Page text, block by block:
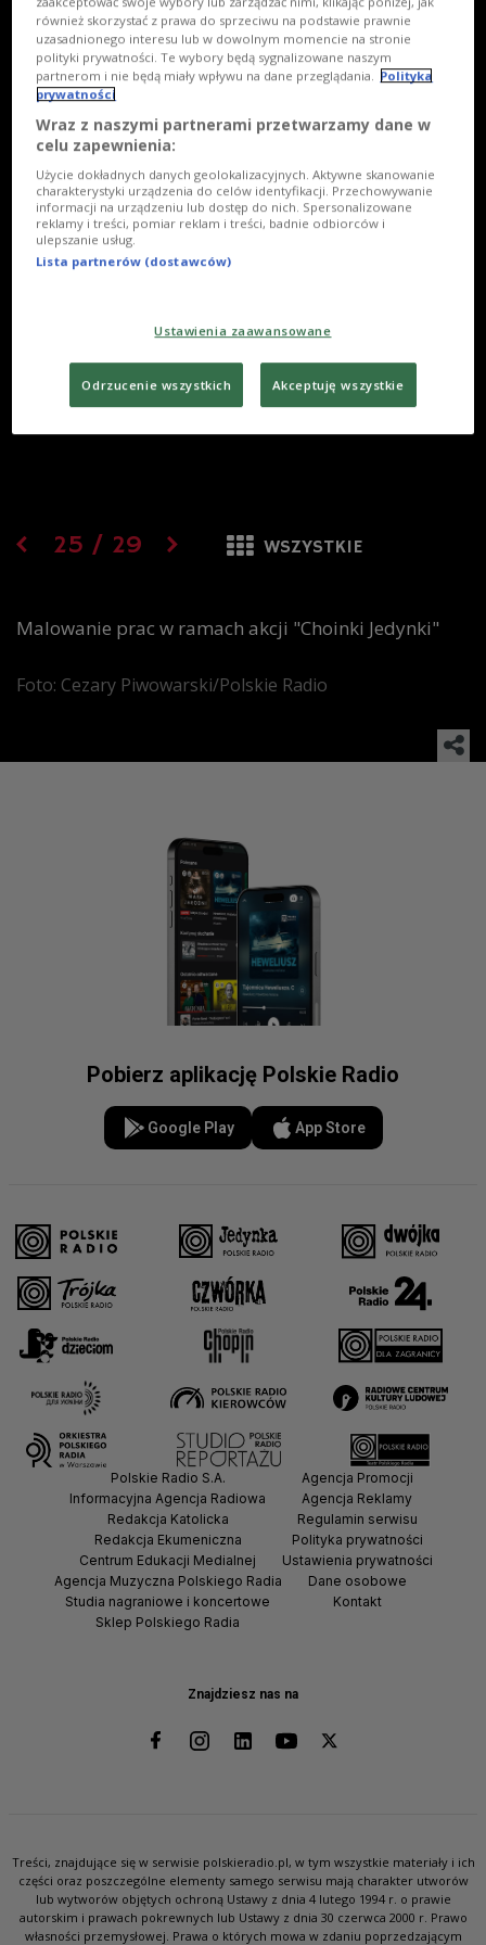
25 / 29 WSZYSTKIE
Malowanie prac w ramach akcji "Choinki Jedynki"
Foto: Cezary Piwowarski/Polskie Radio
Pobierz aplikację Polskie Radio
Google Play App Store
Znajdziesz nas na
Polskie Radio S.A.
Informacyjna Agencja Radiowa
Redakcja Katolicka
Redakcja Ekumeniczna
Centrum Edukacji Medialnej
Agencja Muzyczna Polskiego Radia
Studia nagraniowe i koncertowe
Sklep Polskiego Radia
Agencja Promocji
Agencja Reklamy
Regulamin serwisu
Polityka prywatności
Ustawienia prywatności
Dane osobowe
Kontakt
Treści, znajdujące się w serwisie polskieradio.pl, w tym wszystkie materiały i ich
części oraz poszczególne elementy samego serwisu mają charakter utworów
lub wytworów objętych ochroną Ustawy z dnia 4 lutego 1994 r. o prawie
autorskim i prawach pokrewnych lub Ustawy z dnia 30 czerwca 2000 r. Prawo
własności przemysłowej. Prawa o których mowa w zdaniu poprzedzającym
również skorzystać z prawa do sprzeciwu na podstawie prawnie
uzasadnionego interesu lub w dowolnym momencie na stronie
polityki prywatności. Te wybory będą sygnalizowane naszym
partnerom i nie będą miały wpływu na dane przeglądania. Polityka
prywatności
Wraz z naszymi partnerami przetwarzamy dane w
celu zapewnienia:
Użycie dokładnych danych geolokalizacyjnych. Aktywne skanowanie
charakterystyki urządzenia do celów identyfikacji. Przechowywanie
informacji na urządzeniu lub dostęp do nich. Spersonalizowane
reklamy i treści, pomiar reklam i treści, badnie odbiorców i
ulepszanie usług.
Lista partnerów (dostawców)
Ustawienia zaawansowane
Odrzucenie wszystkich Akceptuję wszystkie